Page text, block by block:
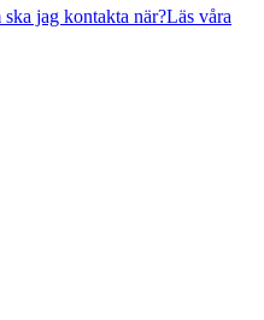
ska jag kontakta när?Läs våra